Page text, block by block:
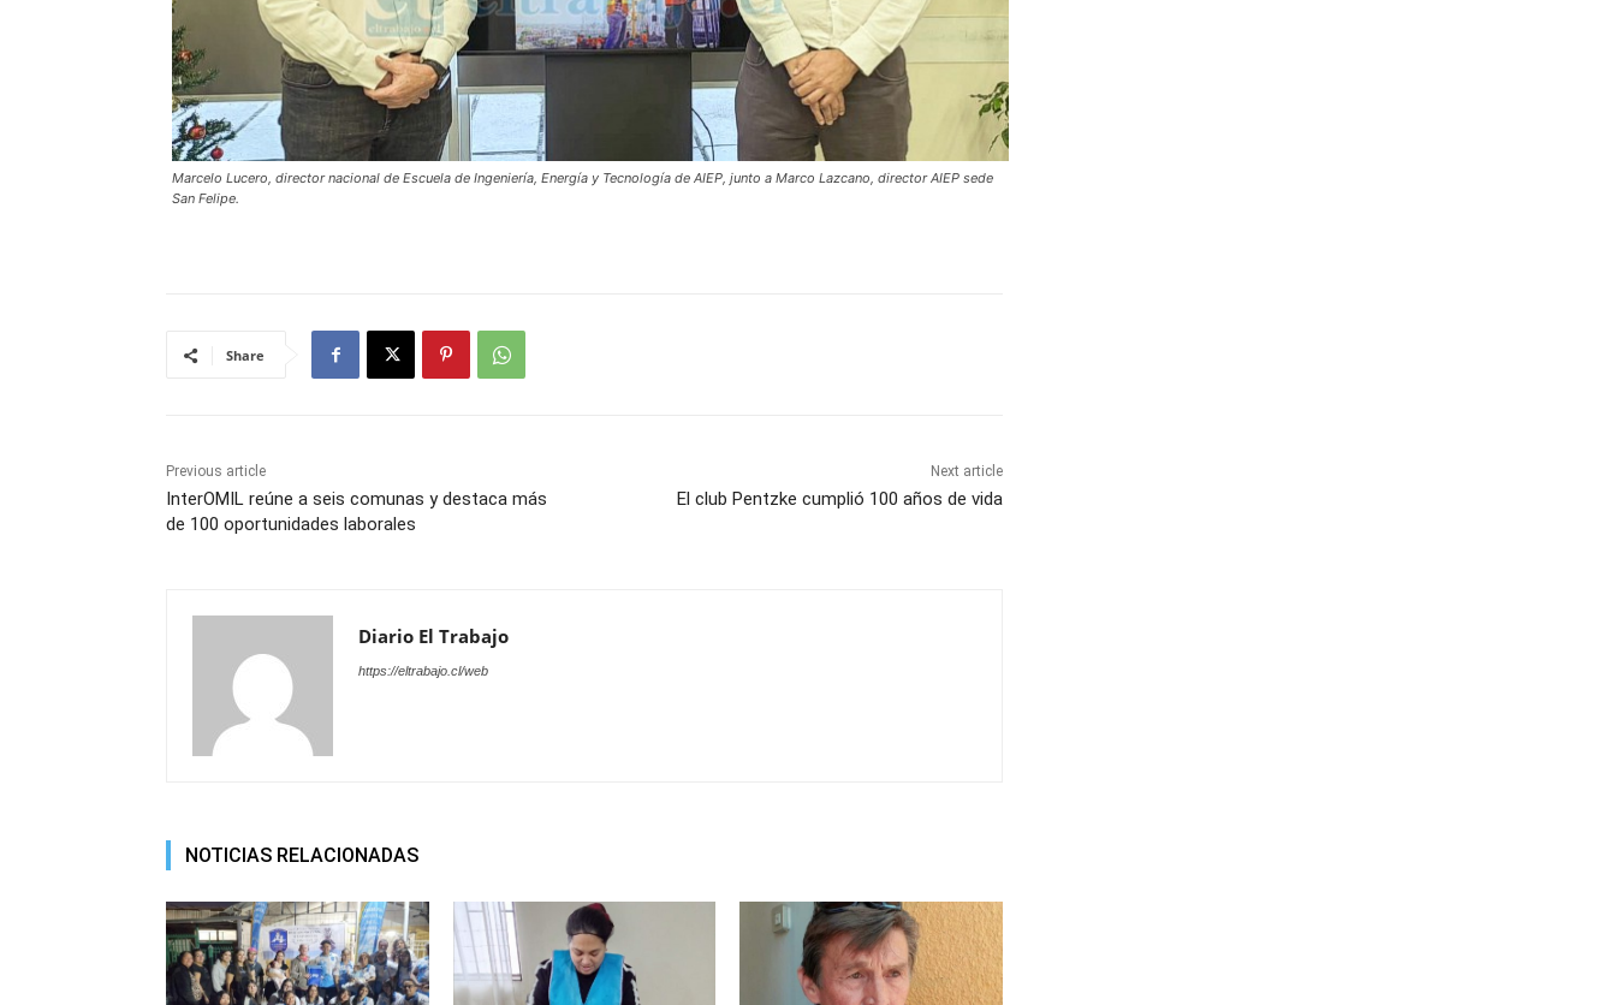
Marcelo Lucero, director nacional de Escuela de Ingeniería, Energía y Tecnología de AIEP, junto a Marco Lazcano, director AIEP sede
San Felipe.
Share
Previous article
InterOMIL reúne a seis comunas y destaca más
de 100 oportunidades laborales
Next article
El club Pentzke cumplió 100 años de vida
Diario El Trabajo
https://eltrabajo.cl/web
NOTICIAS RELACIONADAS